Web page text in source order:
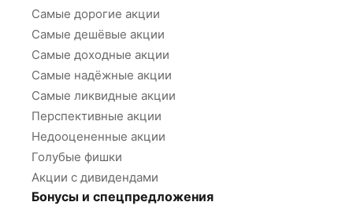
Самые дорогие акции
Самые дешёвые акции
Самые доходные акции
Самые надёжные акции
Самые ликвидные акции
Перспективные акции
Недооцененные акции
Голубые фишки
Акции с дивидендами
Бонусы и спецпредложения